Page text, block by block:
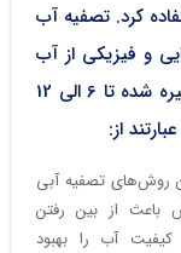
کرد. تصفیه آب
و فیزیکی از آب
کمک می‌کند و باعث افزایش طول عمر آب ذخیره شده تا 6 الی 12
از:
روش‌های تصفیه آبی
از بین رفتن
آب را بهبود